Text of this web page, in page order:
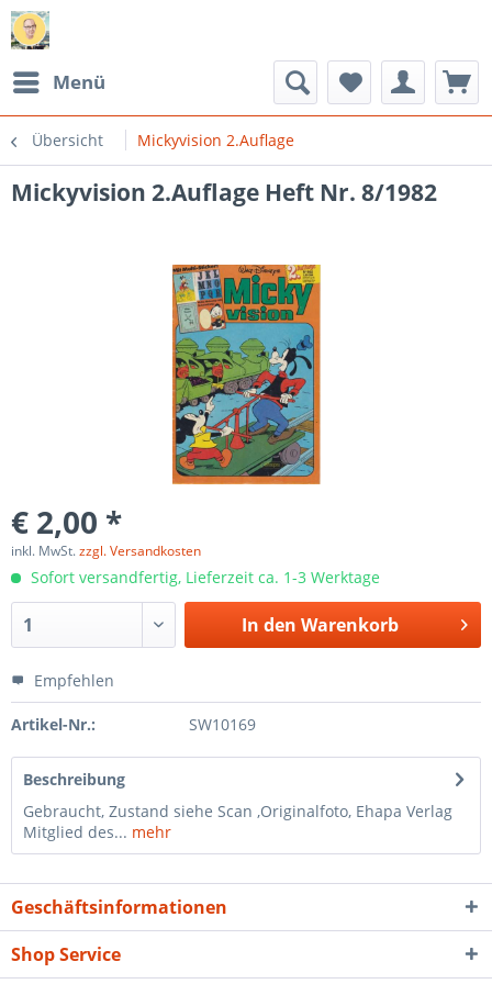
Menü
Übersicht Mickyvision 2.Auflage
Mickyvision 2.Auflage Heft Nr. 8/1982
€ 2,00 *
inkl. MwSt.zzgl. Versandkosten
Sofort versandfertig, Lieferzeit ca. 1-3 Werktage
In den Warenkorb
Empfehlen
Artikel-Nr.: SW10169
Beschreibung
Gebraucht, Zustand siehe Scan ,Originalfoto, Ehapa Verlag
Mitglied des... mehr
Geschäftsinformationen
Shop Service